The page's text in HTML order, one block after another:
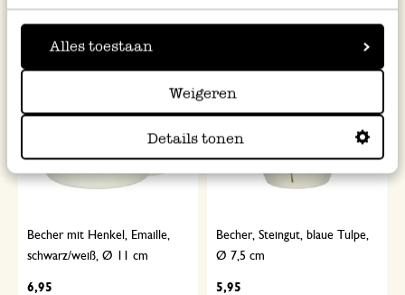
Alles toestaan
Weigeren
Details tonen
Becher mit Henkel, Emaille,
schwarz/weiß, Ø 11 cm
6,95
Becher, Steingut, blaue Tulpe,
Ø 7,5 cm
5,95